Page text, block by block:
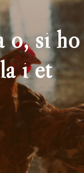
o, si ho
i et